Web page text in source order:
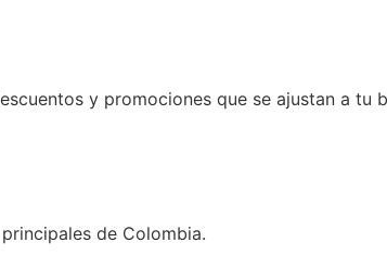
y promociones que se ajustan a tu
de Colombia.